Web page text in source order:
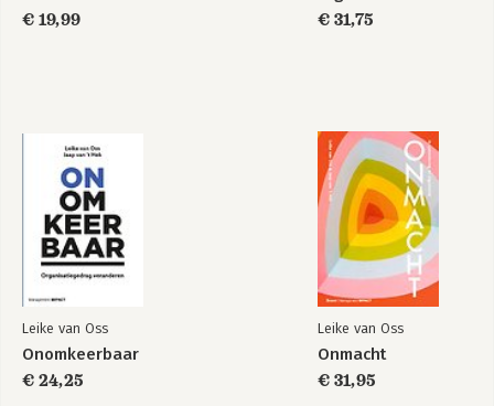
Anders Vasthouden
Verdraaide
organisaties
€ 19,99
€ 31,75
Leike van Oss
Onomkeerbaar
€ 24,25
Leike van Oss
Onmacht
€ 31,95